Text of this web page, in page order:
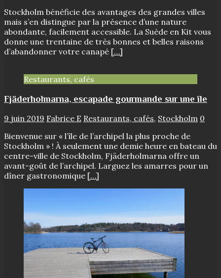
Stockholm bénéficie des avantages des grandes villes
mais s’en distingue par la présence d’une nature
abondante, facilement accessible. La Suède en Kit vous
donne une trentaine de très bonnes et belles raisons
d’abandonner votre canapé […]
Restaurants, cafés
Fjäderholmarna, escapade gourmande sur une île
9 juin 2019 Fabrice E Restaurants, cafés, Stockholm 0
Bienvenue sur « l’île de l’archipel la plus proche de
Stockholm » ! À seulement une demie heure en bateau du
centre-ville de Stockholm, Fjäderholmarna offre un
avant-goût de l’archipel. Larguez les amarres pour un
dîner gastronomique […]